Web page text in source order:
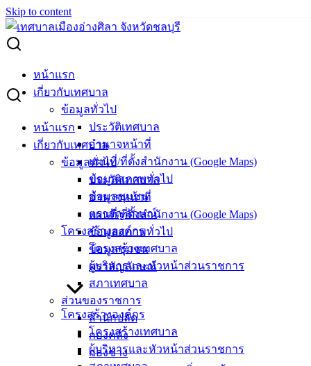
Skip to content
หน้าแรก
เกี่ยวกับเทศบาล
ข้อมูลทั่วไป
ประวัติเทศบาล
อำนาจหน้าที่
แผนที่/ที่ตั้งสำนักงาน (Google Maps)
ข้อมูลสภาพทั่วไป
ข้อมูลชุมชน
ตราสัญลักษณ์
โครงสร้างองค์กร
โครงสร้างเทศบาล
ผู้บริหารและหัวหน้าส่วนราชการ
สภาเทศบาล
ส่วนของราชการ
สำนักปลัด
กองคลัง
กองช่าง
หน้าแรก
เกี่ยวกับเทศบาล
ข้อมูลทั่วไป
ประวัติเทศบาล
อำนาจหน้าที่
แผนที่/ที่ตั้งสำนักงาน (Google Maps)
ข้อมูลสภาพทั่วไป
ข้อมูลชุมชน
ตราสัญลักษณ์
โครงสร้างองค์กร
โครงสร้างเทศบาล
ผู้บริหารและหัวหน้าส่วนราชการ
Search for:
“โรงเรียนปิดเทอม แต่โรคไม่หยุดระบาด! ระวังมือ เท้า ปาก ด้วย
นะคะ”(sick Moon)
“โรงเรียนปิดเทอม แต่โรคไม่หยุดระบาด!
ระวังมือ เท้า ปาก ด้วยนะคะ”(sick Moon)
ตุลาคม 10, 2025 ตุลาคม 16, 2025